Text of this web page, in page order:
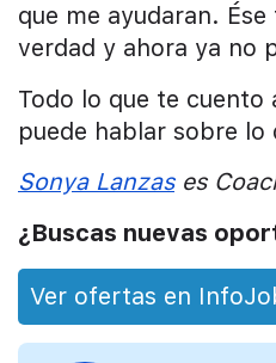
que me ayudaran.
verdad y ahora ya no
Todo lo que te cuento
puede hablar sobre lo
Sonya Lanzases
¿Buscas nuevas
Ver ofertas en